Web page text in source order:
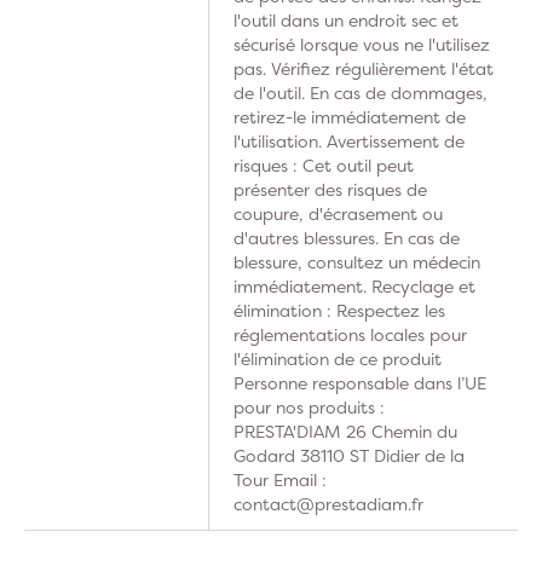
l'outil dans un endroit sec et
sécurisé lorsque vous ne l'utilisez
pas. Vérifiez régulièrement l'état
de l'outil. En cas de dommages,
retirez-le immédiatement de
l'utilisation. Avertissement de
risques : Cet outil peut
présenter des risques de
coupure, d'écrasement ou
d'autres blessures. En cas de
blessure, consultez un médecin
immédiatement. Recyclage et
élimination : Respectez les
réglementations locales pour
l'élimination de ce produit
Personne responsable dans l’UE
pour nos produits :
PRESTA'DIAM 26 Chemin du
Godard 38110 ST Didier de la
Tour Email :
contact@prestadiam.fr